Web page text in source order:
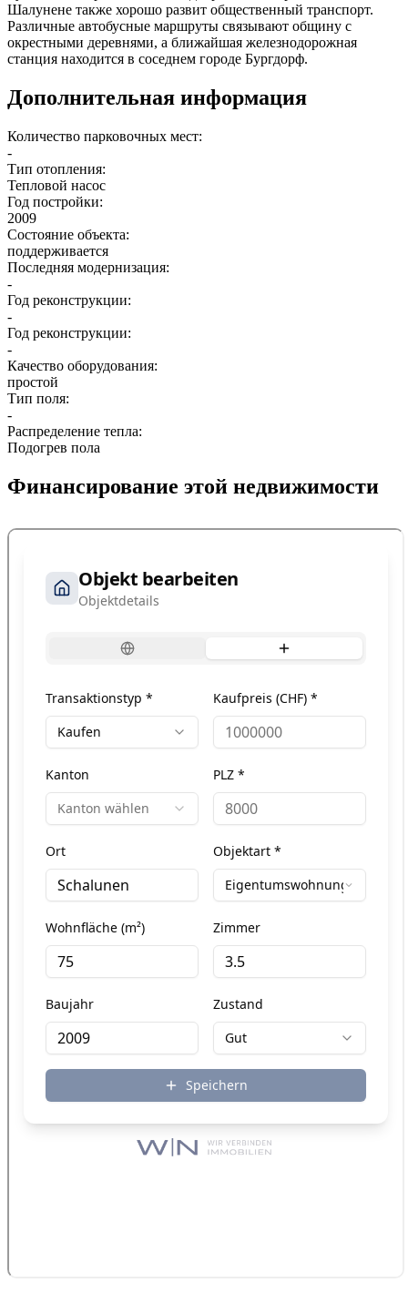
Шалунене также хорошо развит общественный транспорт.
Различные автобусные маршруты связывают общину с
окрестными деревнями, а ближайшая железнодорожная
станция находится в соседнем городе Бургдорф.
Дополнительная информация
Количество парковочных мест:
-
Тип отопления:
Тепловой насос
Год постройки:
2009
Состояние объекта:
поддерживается
Последняя модернизация:
-
Год реконструкции:
-
Год реконструкции:
-
Качество оборудования:
простой
Тип поля:
-
Распределение тепла:
Подогрев пола
Финансирование этой недвижимости